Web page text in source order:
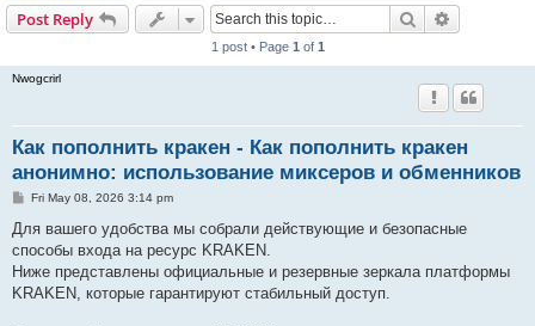
Post Reply Search
1 post • Page 1 of 1
Nwogcrirl
Как пополнить кракен - Как пополнить кракен
анонимно: использование миксеров и обменников
P
s
Fri May 08, 2026 3:14 pm
Для вашего удобства мы собрали действующие и безопасные
способы входа на ресурс KRAKEN.
Ниже представлены официальные и резервные зеркала платформы
KRAKEN, которые гарантируют стабильный доступ.